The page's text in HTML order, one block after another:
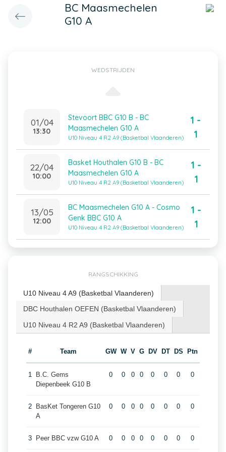
BC Maasmechelen
G10 A
WEDSTRIJDEN
01/04
13:30
Stevoort BBC G10 B - BC
Maasmechelen G10 A
U10 Niveau 4 R2 A9 (Basketbal Vlaanderen)
1 -
1
22/04
10:00
Basket Houthalen G10 B - BC
Maasmechelen G10 A
U10 Niveau 4 R2 A9 (Basketbal Vlaanderen)
1 -
1
13/05
12:00
BC Maasmechelen G10 A - Cosmo
Genk BBC G10 A
U10 Niveau 4 R2 A9 (Basketbal Vlaanderen)
1 -
1
RANGSCHIKKING
U10 Niveau 4 A9 (Basketbal Vlaanderen)
DBC Houthalen OEFEN (Basketbal Vlaanderen)
U10 Niveau 4 R2 A9 (Basketbal Vlaanderen)
# Team GW W V G DV DT DS Ptn
1
B.C. Gems
Diepenbeek G10 B
0 0 0 0 0 0 0 0
2
BasKet Tongeren G10
A
0 0 0 0 0 0 0 0
3 Peer BBC vzw G10 A 0 0 0 0 0 0 0 0